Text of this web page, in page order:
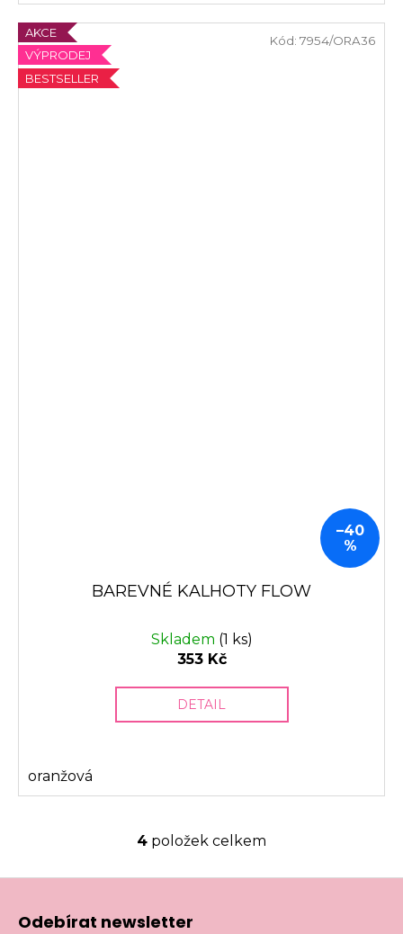
AKCE
VÝPRODEJ
BESTSELLER
–40
%
BAREVNÉ KALHOTY FLOW
Skladem (1 ks)
353 Kč
DETAIL
oranžová
Kód: 7954/ORA36
O
4 položek celkem
Z
Odebírat newsletter